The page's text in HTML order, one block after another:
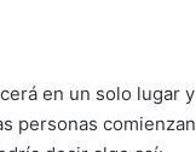
en un solo lugar y
personas comienzan